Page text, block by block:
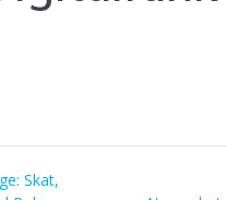
Vorheriger
Skat,